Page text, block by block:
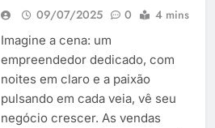
09/07/2025 0 4 mins
Imagine a cena: um
empreendedor dedicado, com
noites em claro e a paixão
pulsando em cada veia, vê seu
negócio crescer. As vendas